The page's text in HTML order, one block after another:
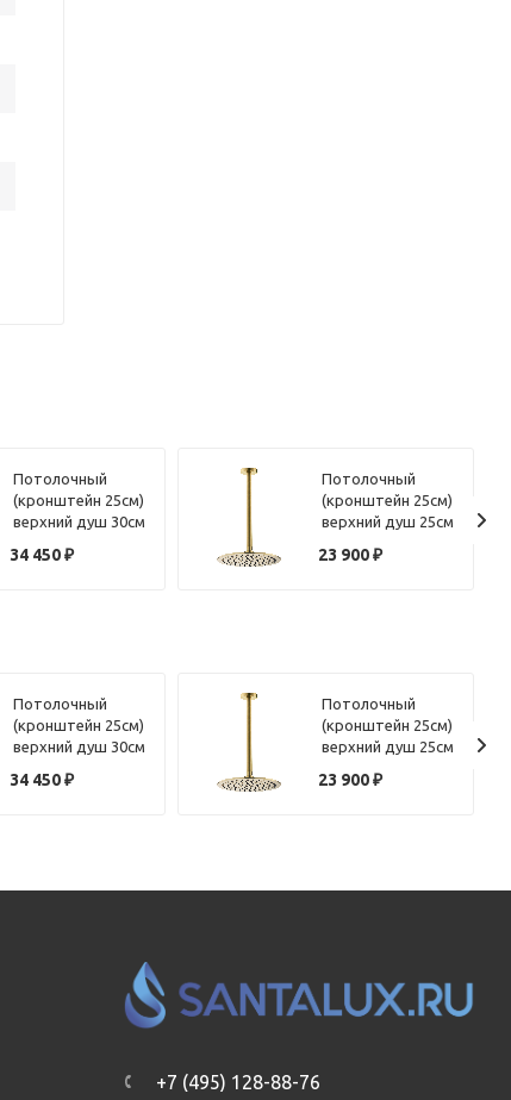
Потолочный
(кронштейн 25см)
верхний душ 30см
22010802 никель
34 450₽
Потолочный
(кронштейн 25см)
верхний душ 25см
22010704 латунь
23 900₽
Потолочный
(кронштейн 25см)
верхний душ 30см
22010802 никель
34 450₽
Потолочный
(кронштейн 25см)
верхний душ 25см
22010704 латунь
23 900₽
+7 (495) 128-88-76